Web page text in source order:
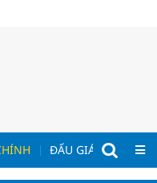
ĐẤU GIÁ - ĐẤU